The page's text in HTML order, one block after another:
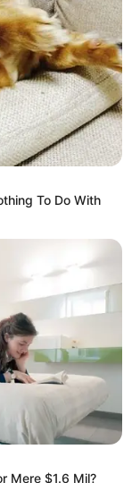
To Do With
Mere $1.6 Mil?